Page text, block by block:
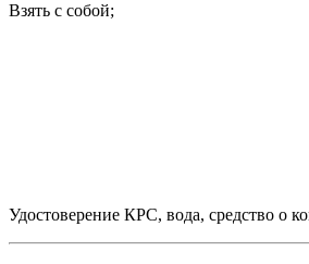
Взять с собой;
Удостоверение КРС, вода, средство о